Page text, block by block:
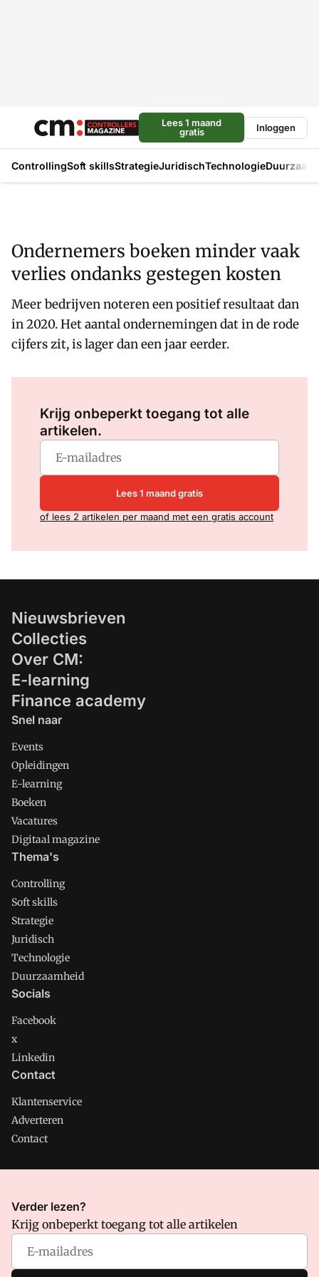
Lees 1 maand
gratis
Inloggen
ControllingSoft skillsStrategieJuridischTechnologie
Ondernemers boeken minder vaak
verlies ondanks gestegen kosten
Meer bedrijven noteren een positief resultaat dan
in 2020. Het aantal ondernemingen dat in de rode
cijfers zit, is lager dan een jaar eerder.
Krijg onbeperkt toegang tot alle
artikelen.
Lees 1 maand gratis
of lees 2 artikelen per maand met een gratis account
Nieuwsbrieven
Collecties
Over CM:
E-learning
Finance academy
Snel naar
Events
Opleidingen
E-learning
Boeken
Vacatures
Digitaal magazine
Thema's
Controlling
Soft skills
Strategie
Juridisch
Technologie
Duurzaamheid
Socials
Facebook
x
Linkedin
Contact
Klantenservice
Adverteren
Contact
CMweb is onderdeel van VMN media. Lees in
waar VMN media voor staat. Op gebruik van deze site zijn de
volgende regelingen van toepassing:Algemene Voorwaarden
Privacy en Cookie beleid
Verder lezen?
Krijg onbeperkt toegang tot alle artikelen